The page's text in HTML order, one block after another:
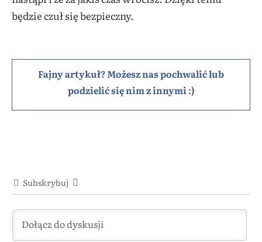
będzie czuł się bezpieczny.
Fajny artykuł? Możesz nas pochwalić lub
podzielić się nim z innymi :)
Subskrybuj